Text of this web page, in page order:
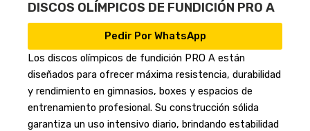
DISCOS OLÍMPICOS DE FUNDICIÓN PRO A
Pedir Por WhatsApp
Los discos olímpicos de fundición PRO A están
diseñados para ofrecer máxima resistencia, durabilidad
y rendimiento en gimnasios, boxes y espacios de
entrenamiento profesional. Su construcción sólida
garantiza un uso intensivo diario, brindando estabilidad